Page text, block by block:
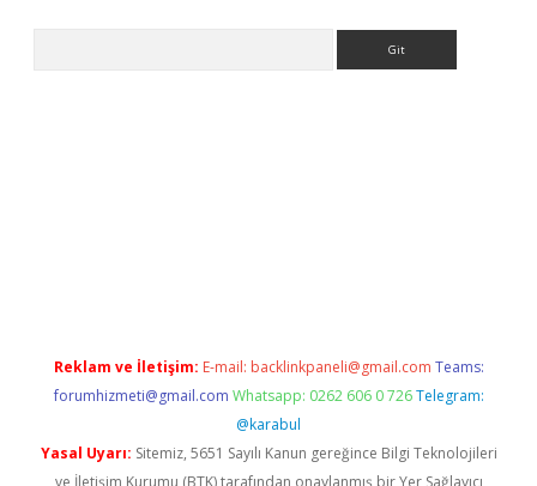
Reklam ve İletişim: E-mail: backlinkpaneli@gmail.com Teams:
forumhizmeti@gmail.com Whatsapp: 0262 606 0 726 Telegram:
@karabul
Yasal Uyarı: Sitemiz, 5651 Sayılı Kanun gereğince Bilgi Teknolojileri
ve İletişim Kurumu (BTK) tarafından onaylanmış bir Yer Sağlayıcı